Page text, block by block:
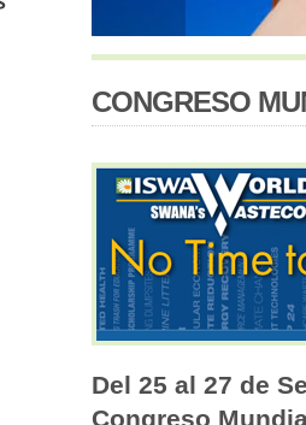
CONGRESO
Del 25 al 27 de
Congreso